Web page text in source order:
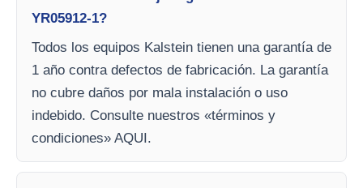
YR05912-1?
Todos los equipos Kalstein tienen una garantía de
1 año contra defectos de fabricación. La garantía
no cubre daños por mala instalación o uso
indebido. Consulte nuestros «términos y
condiciones» AQUI.